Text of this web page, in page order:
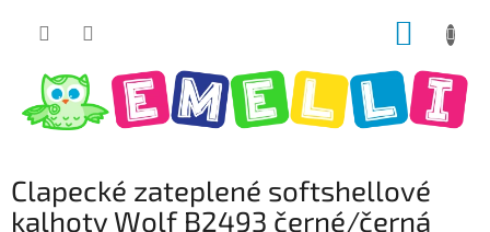
Clapecké zateplené softshellové
kalhoty Wolf B2493 černé/černá